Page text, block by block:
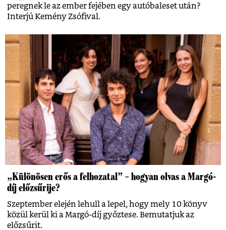
peregnek le az ember fejében egy autóbaleset után?
Interjú Kemény Zsófival.
„Különösen erős a felhozatal” – hogyan olvas a Margó-
díj előzsűrije?
Szeptember elején lehull a lepel, hogy mely 10 könyv
közül kerül ki a Margó-díj győztese. Bemutatjuk az
előzsűrit.